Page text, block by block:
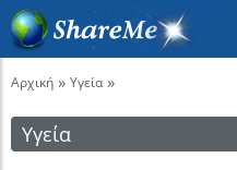
Αρχική » Υγεία »
Υγεία